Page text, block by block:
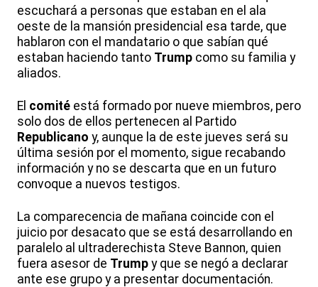
escuchará a personas que estaban en el ala
oeste de la mansión presidencial esa tarde, que
hablaron con el mandatario o que sabían qué
estaban haciendo tanto Trump como su familia y
aliados.
El comité está formado por nueve miembros, pero
solo dos de ellos pertenecen al Partido
Republicano y, aunque la de este jueves será su
última sesión por el momento, sigue recabando
información y no se descarta que en un futuro
convoque a nuevos testigos.
La comparecencia de mañana coincide con el
juicio por desacato que se está desarrollando en
paralelo al ultraderechista Steve Bannon, quien
fuera asesor de Trump y que se negó a declarar
ante ese grupo y a presentar documentación.